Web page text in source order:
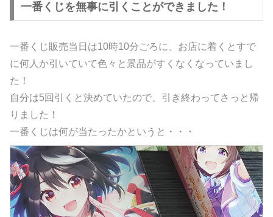
一番くじを無事に引くことができました！
一番くじ販売当日は10時10分ごろに、お店に着くとすで
に何人か引いていて色々と景品がすくなくなっていまし
た！
自分は5回引くと決めていたので、引き終わってさっと帰
りました！
一番くじは何が当たったかというと・・・